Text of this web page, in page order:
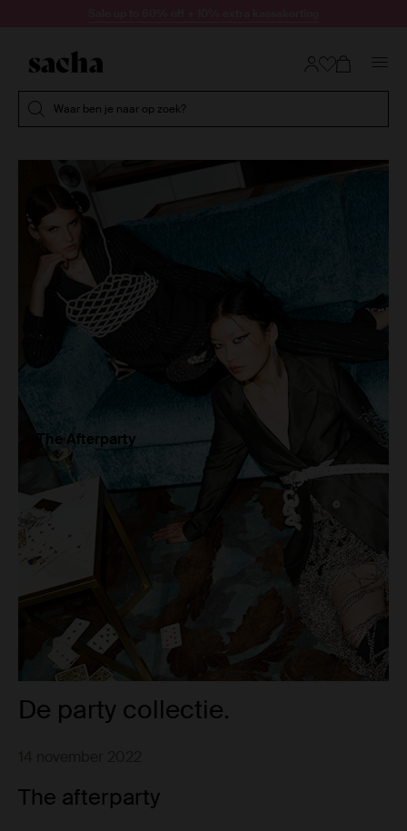
Waar ben je naar op zoek?
De party collectie.
The Afterparty
The afterparty